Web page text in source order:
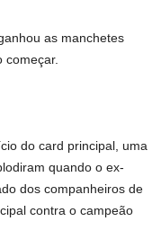
as manchetes
começar.
do card principal, uma
quando o ex-
dos companheiros de
contra o campeão